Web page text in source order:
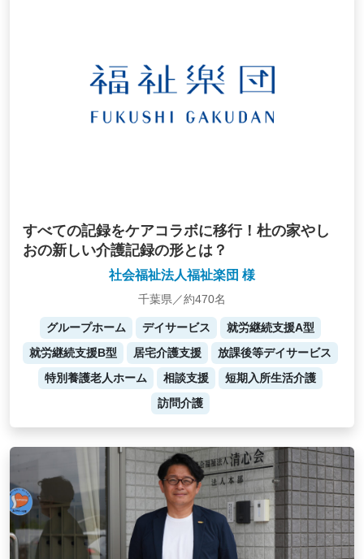
すべての記録をケアコラボに移行！杜の家やし
おの新しい介護記録の形とは？
社会福祉法人福祉楽団 様
千葉県／約470名
グループホーム デイサービス
就労継続支援A型
就労継続支援B型
居宅介護支援
放課後等デイサービス
特別養護老人ホーム
相談支援
短期入所生活介護
訪問介護